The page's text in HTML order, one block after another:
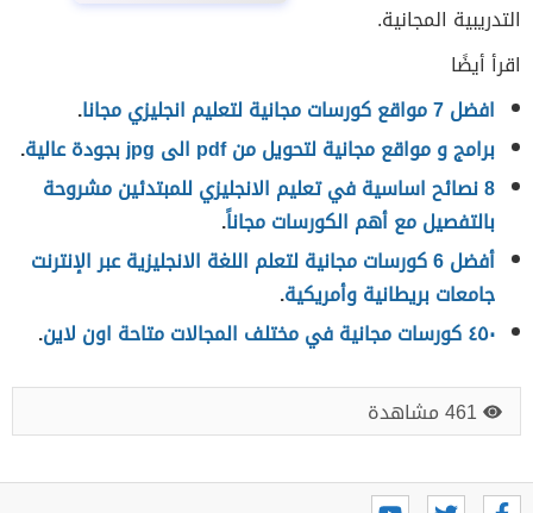
التدريبية المجانية.
اقرأ أيضًا
افضل 7 مواقع كورسات مجانية لتعليم انجليزي مجانا
.
برامج و مواقع مجانية لتحويل من pdf الى jpg بجودة عالية
.
8 نصائح اساسية في تعليم الانجليزي للمبتدئين مشروحة
بالتفصيل مع أهم الكورسات مجاناً.
أفضل 6 كورسات مجانية لتعلم اللغة الانجليزية عبر الإنترنت
جامعات بريطانية وأمريكية.
٤٥٠ كورسات مجانية في مختلف المجالات متاحة اون لاين
.
461 مشاهدة